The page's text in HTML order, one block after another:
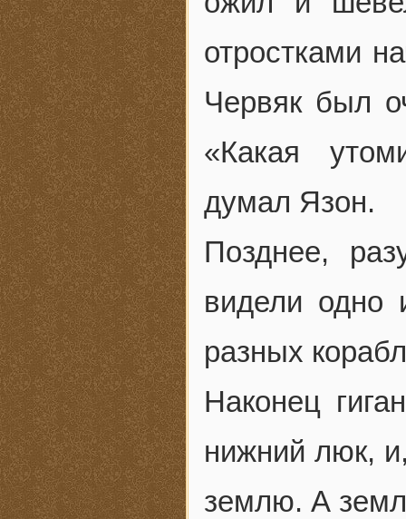
отростками
Червяк был
«Какая
думал Язон.
Позднее,
видели одно
разных
Наконец
нижний люк,
землю. А